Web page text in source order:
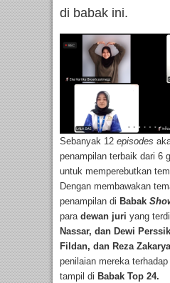
di babak ini.
Sebanyak 12 episodes
penampilan terbaik dari 6
untuk memperebutkan
Dengan membawakan
penampilan di Babak
para dewan juri yang
Nassar, dan Dewi
Fildan, dan Reza Zakarya
penilaian mereka
tampil di Babak Top 24.